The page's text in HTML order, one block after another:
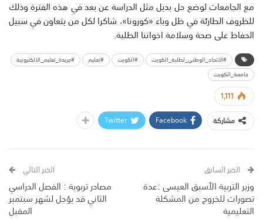
مع الجامعات لوضع حل بديل مثل الدراسة عن بعد في هذه الفترة وذلك
للظروف الطارئة في ظل وباء «كورونا»، شاكرا لكل من يتعاون في سبيل
الحفاظ على صحة وسلامة اخواننا الطلبة.
#الاتحاد_الوطني_لطلبة_الكويت #الكويت #تعليم
#جريدة_تعليم_الالكترونية
جامعة_الكويت
1,111
مشاركة
Facebook
Twitter
الخبر السابق
وزير التربية الأسبق العيسى :عدة
تصورات للخروج من المشكلة
التعليمية
الخبر التالي
مصادر تربوية : الفصل الدراسي
الثاني قد يؤجل لشهر سبتمبر
المقبل